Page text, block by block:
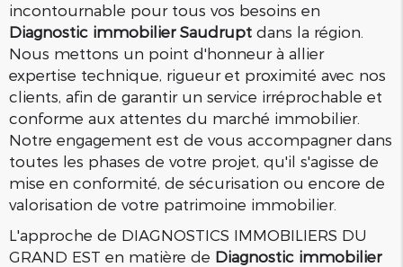
incontournable pour tous vos besoins en
Diagnostic immobilier Saudrupt dans la région.
Nous mettons un point d'honneur à allier
expertise technique, rigueur et proximité avec nos
clients, afin de garantir un service irréprochable et
conforme aux attentes du marché immobilier.
Notre engagement est de vous accompagner dans
toutes les phases de votre projet, qu'il s'agisse de
mise en conformité, de sécurisation ou encore de
valorisation de votre patrimoine immobilier.
L'approche de DIAGNOSTICS IMMOBILIERS DU
GRAND EST en matière de Diagnostic immobilier